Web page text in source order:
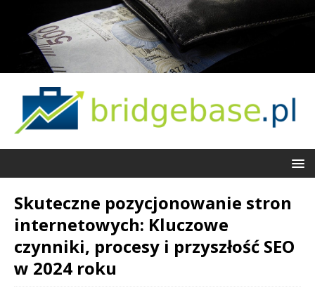
Skuteczne pozycjonowanie stron
internetowych: Kluczowe
czynniki, procesy i przyszłość SEO
w 2024 roku